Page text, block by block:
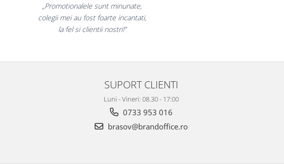
„Ne bucuram pentru reluarea colaborarii si
ne declaram multumiti pentru produsele plasate
si finalizate cu succes la timp."
SUPORT CLIENTI
Luni - Vineri: 08.30 - 17:00
0733 953 016
brasov@brandoffice.ro